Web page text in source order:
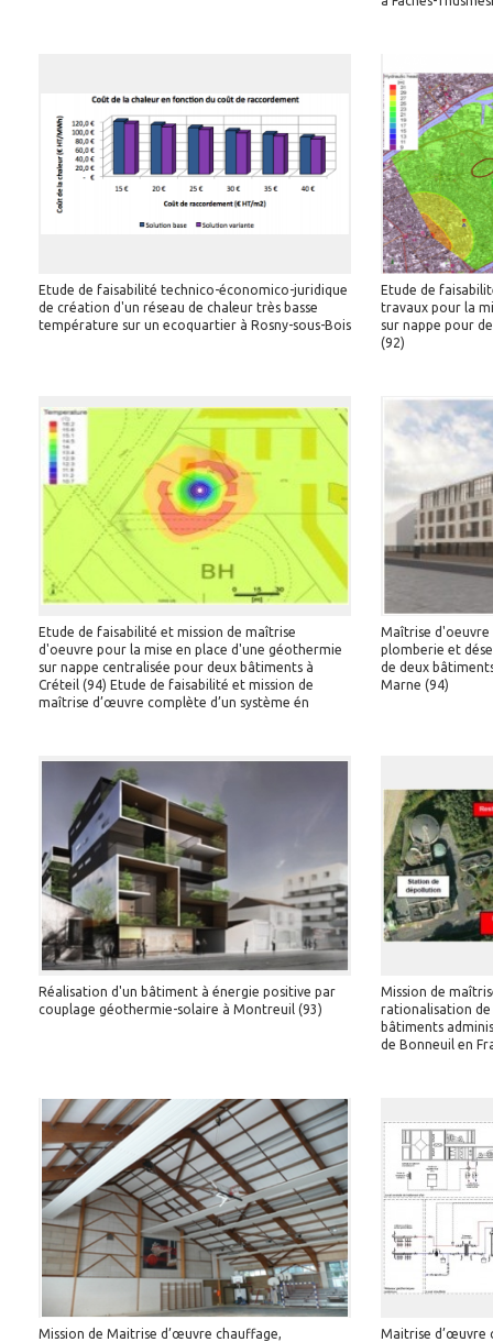
Etude de faisabilité technico-économico-juridique
de création d'un réseau de chaleur très basse
température sur un ecoquartier à Rosny-sous-Bois
Etude de
travaux pour la
sur nappe pour
(92)
Etude de faisabilité et mission de maîtrise
d'oeuvre pour la mise en place d'une géothermie
sur nappe centralisée pour deux bâtiments à
Créteil (94) Etude de faisabilité et mission de
maîtrise d’œuvre complète d’un système én
Maîtrise
plomberie et
de deux
Marne (94)
Réalisation d'un bâtiment à énergie positive par
couplage géothermie-solaire à Montreuil (93)
Mission de
rationalisation de
bâtiments
de Bonneuil en
Mission de Maitrise d’œuvre chauffage,
Maitrise d’œuvre